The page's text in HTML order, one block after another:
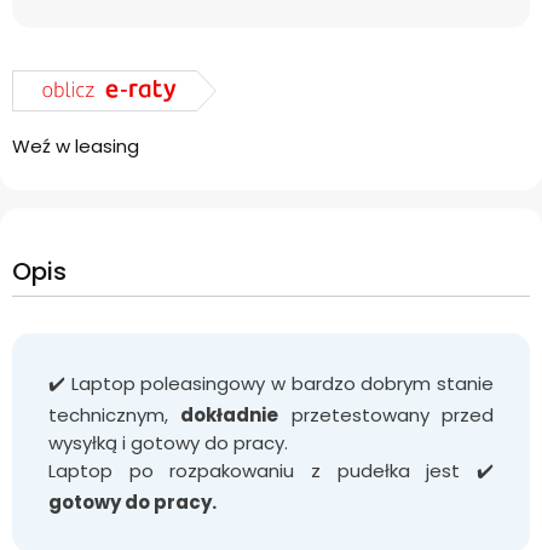
Weź w leasing
Opis
✔️ Laptop poleasingowy w bardzo dobrym stanie
technicznym, dokładnie przetestowany przed
wysyłką i gotowy do pracy.
Laptop po rozpakowaniu z pudełka jest ✔️
gotowy do pracy.